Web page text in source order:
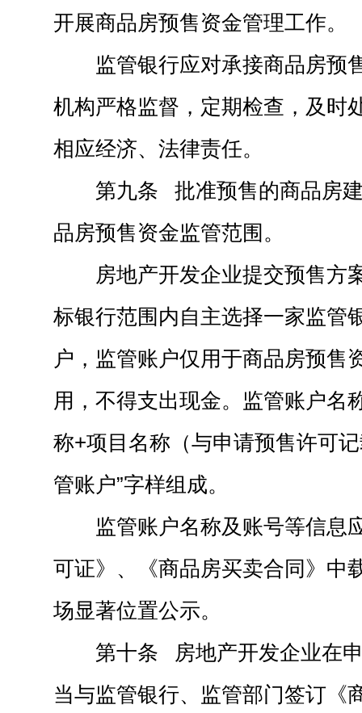
开展商品房预售资金管理工作。
监管银行应对承接商品房预
机构严格监督，定期检查，及时
相应经济、法律责任。
第九条 批准预售的商品房
品房预售资金监管范围。
房地产开发企业提交预售方
标银行范围内自主选择一家监管
户，监管账户仅用于商品房预售
用，不得支出现金。监管账户名
称+项目名称（与申请预售许可
管账户”字样组成。
监管账户名称及账号等信息
可证》、《商品房买卖合同》中
场显著位置公示。
第十条 房地产开发企业在
当与监管银行、监管部门签订《